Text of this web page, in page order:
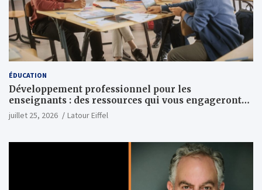
ÉDUCATION
Développement professionnel pour les
enseignants : des ressources qui vous engageront
vraiment
juillet 25, 2026 Latour Eiffel